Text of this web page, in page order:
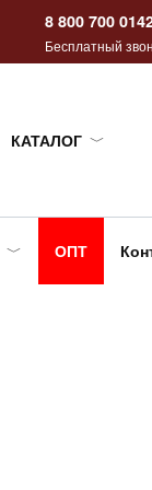
8 800 700
Бесплатный
КАТАЛОГ
ОПТ